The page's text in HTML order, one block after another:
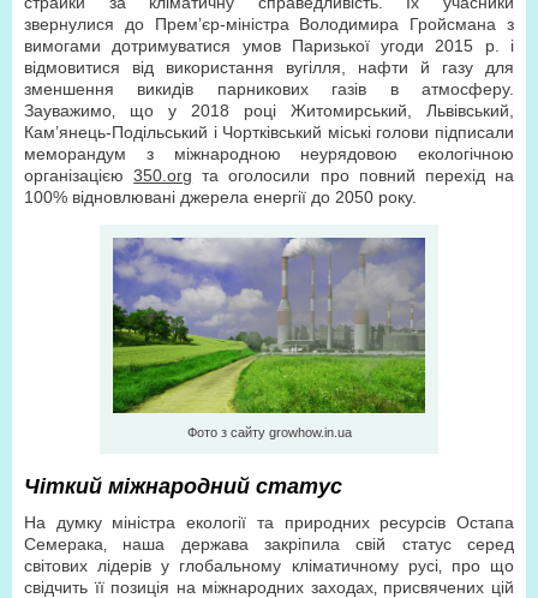
звернулися до Прем’єр-міністра Володимира Гройсмана з
вимогами дотримуватися умов Паризької угоди 2015 р. і
відмовитися від використання вугілля, нафти й газу для
зменшення викидів парникових газів в атмосферу.
Зауважимо‚ що у 2018 році Житомирський, Львівський,
Кам’янець-Подільський і Чортківський міські голови підписали
меморандум з міжнародною неурядовою екологічною
організацією350.org та оголосили про повний перехід на
100% відновлювані джерела енергії до 2050 року.
Фото з сайту growhow.in.ua
Чіткий міжнародний статус
На думку міністра екології та природних ресурсів Остапа
Семерака‚ наша держава закріпила свій статус серед
світових лідерів у глобальному кліматичному русі‚ про що
свідчить її позиція на міжнародних заходах‚ присвячених цій